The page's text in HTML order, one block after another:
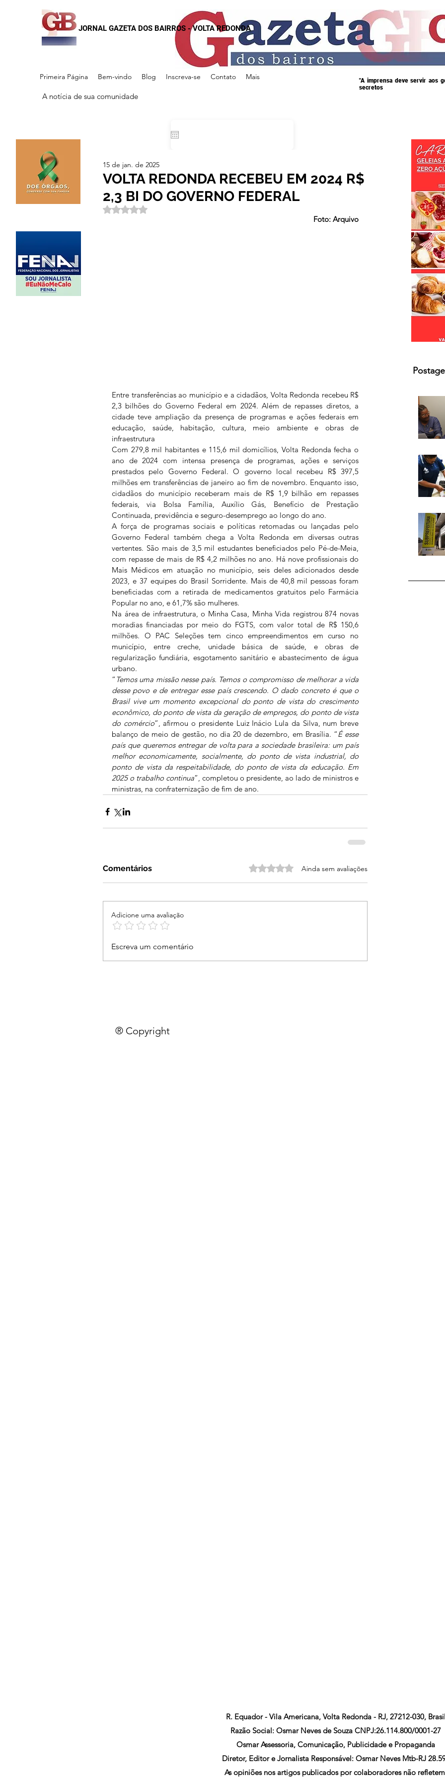
JORNAL GAZETA DOS BAIRROS - VOLTA REDONDA
Primeira Página Bem-vindo Blog Inscreva-se Contato Mais
A notícia de sua comunidade
"A imprensa deve servir aos
secretos
VOLTA REDONDA RECEBEU EM 2024 R$
2,3 BI DO GOVERNO FEDERAL
15 de jan. de 2025
Avaliado com NaN de 5 estrelas.
Foto: Arquivo
Entre transferências ao município e a cidadãos, Volta Redonda recebeu R$
2,3 bilhões do Governo Federal em 2024. Além de repasses diretos, a
cidade teve ampliação da presença de programas e ações federais em
educação, saúde, habitação, cultura, meio ambiente e obras de
infraestrutura
Com 279,8 mil habitantes e 115,6 mil domicílios, Volta Redonda fecha o
ano de 2024 com intensa presença de programas, ações e serviços
prestados pelo Governo Federal. O governo local recebeu R$ 397,5
milhões em transferências de janeiro ao fim de novembro. Enquanto isso,
cidadãos do município receberam mais de R$ 1,9 bilhão em repasses
federais, via Bolsa Família, Auxílio Gás, Benefício de Prestação
Continuada, previdência e seguro-desemprego ao longo do ano.
A força de programas sociais e políticas retomadas ou lançadas pelo
Governo Federal também chega a Volta Redonda em diversas outras
vertentes. São mais de 3,5 mil estudantes beneficiados pelo Pé-de-Meia,
com repasse de mais de R$ 4,2 milhões no ano. Há nove profissionais do
Mais Médicos em atuação no município, seis deles adicionados desde
2023, e 37 equipes do Brasil Sorridente. Mais de 40,8 mil pessoas foram
beneficiadas com a retirada de medicamentos gratuitos pelo Farmácia
Popular no ano, e 61,7% são mulheres.
Na área de infraestrutura, o Minha Casa, Minha Vida registrou 874 novas
moradias financiadas por meio do FGTS, com valor total de R$ 150,6
milhões. O PAC Seleções tem cinco empreendimentos em curso no
município, entre creche, unidade básica de saúde, e obras de
regularização fundiária, esgotamento sanitário e abastecimento de água
urbano.
“ Temos uma missão nesse país. Temos o compromisso de melhorar a vida
desse povo e de entregar esse país crescendo. O dado concreto é que o
Brasil vive um momento excepcional do ponto de vista do crescimento
econômico, do ponto de vista da geração de empregos, do ponto de vista
do comércio”, afirmou o presidente Luiz Inácio Lula da Silva, num breve
balanço de meio de gestão, no dia 20 de dezembro, em Brasília. “É esse
país que queremos entregar de volta para a sociedade brasileira: um país
melhor economicamente, socialmente, do ponto de vista industrial, do
ponto de vista da respeitabilidade, do ponto de vista da educação. Em
2025 o trabalho continua”, completou o presidente, ao lado de ministros e
ministras, na confraternização de fim de ano.
Comentários Avaliado com 0 de 5 estrelas.
Ainda sem avaliações
Adicione uma avaliação
Escreva um comentário
® Copyright
R. Equador - Vila Americana, Volta Redonda - RJ, 27212-030, Brasil
Razão Social: Osmar Neves de Souza CNPJ:26.114.800/0001-27
Osmar Assessoria, Comunicação, Publicidade e Propaganda
Diretor, Editor e Jornalista Responsável: Osmar Neves Mtb-RJ
As opiniões nos artigos publicados por colaboradores não